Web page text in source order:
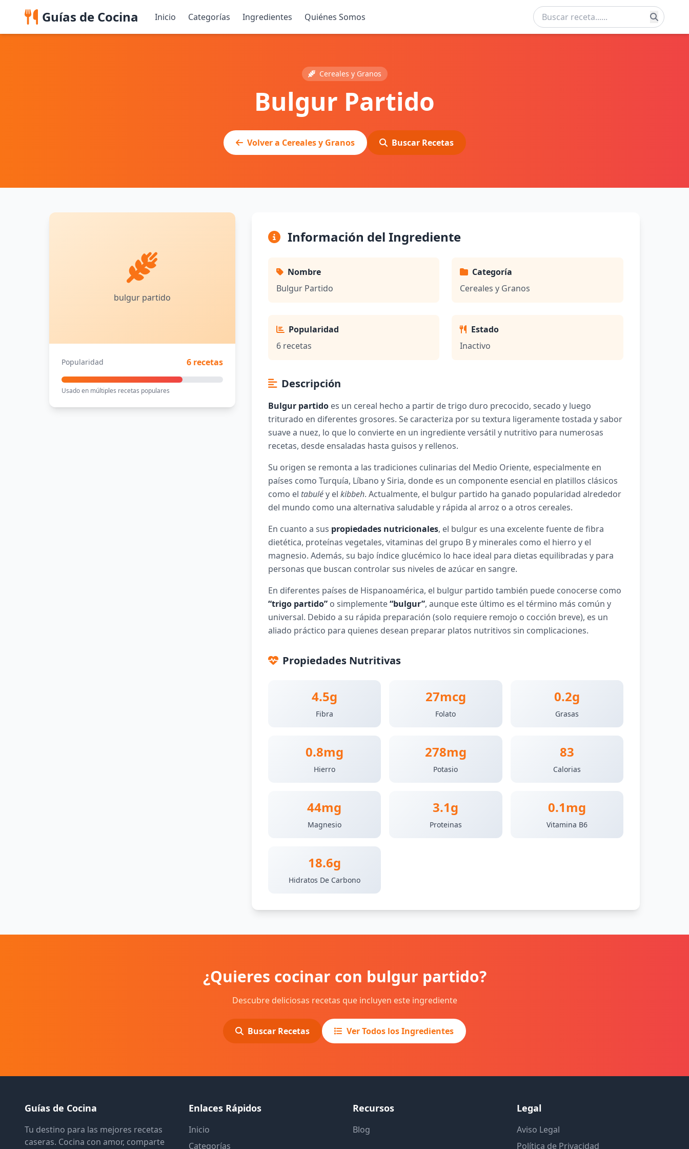
Guías de Cocina Inicio Categorías Ingredientes Quiénes Somos
Cereales y Granos
Bulgur Partido
Volver a Cereales y Granos Buscar Recetas
bulgur partido
Popularidad 6 recetas
Usado en múltiples recetas populares
Información del Ingrediente
Nombre
Bulgur Partido
Categoría
Cereales y Granos
Popularidad
6 recetas
Estado
Inactivo
Descripción
Bulgur partidoes un cereal hecho a partir de trigo duro precocido, secado y luego
triturado en diferentes grosores. Se caracteriza por su textura ligeramente tostada y sabor
suave a nuez, lo que lo convierte en un ingrediente versátil y nutritivo para numerosas
recetas, desde ensaladas hasta guisos y rellenos.
Su origen se remonta a las tradiciones culinarias del Medio Oriente, especialmente en
países como Turquía, Líbano y Siria, donde es un componente esencial en platillos clásicos
como el tabuléy el kibbeh. Actualmente, el bulgur partido ha ganado popularidad alrededor
del mundo como una alternativa saludable y rápida al arroz o a otros cereales.
En cuanto a sus propiedades nutricionales, el bulgur es una excelente fuente de fibra
dietética, proteínas vegetales, vitaminas del grupo B y minerales como el hierro y el
magnesio. Además, su bajo índice glucémico lo hace ideal para dietas equilibradas y para
personas que buscan controlar sus niveles de azúcar en sangre.
En diferentes países de Hispanoamérica, el bulgur partido también puede conocerse como
“trigo partido”o simplemente“bulgur”, aunque este último es el término más común y
universal. Debido a su rápida preparación (solo requiere remojo o cocción breve), es un
aliado práctico para quienes desean preparar platos nutritivos sin complicaciones.
Propiedades Nutritivas
4.5g
Fibra
27mcg
Folato
0.2g
Grasas
0.8mg
Hierro
278mg
Potasio
83
Calorias
44mg
Magnesio
3.1g
Proteinas
0.1mg
Vitamina B6
18.6g
Hidratos De Carbono
¿Quieres cocinar con bulgur partido?
Descubre deliciosas recetas que incluyen este ingrediente
Buscar Recetas Ver Todos los Ingredientes
Guías de Cocina
Tu destino para las mejores recetas
caseras. Cocina con amor, comparte
Enlaces Rápidos
Inicio
Categorías
Recursos
Blog
Legal
Aviso Legal
Política de Privacidad